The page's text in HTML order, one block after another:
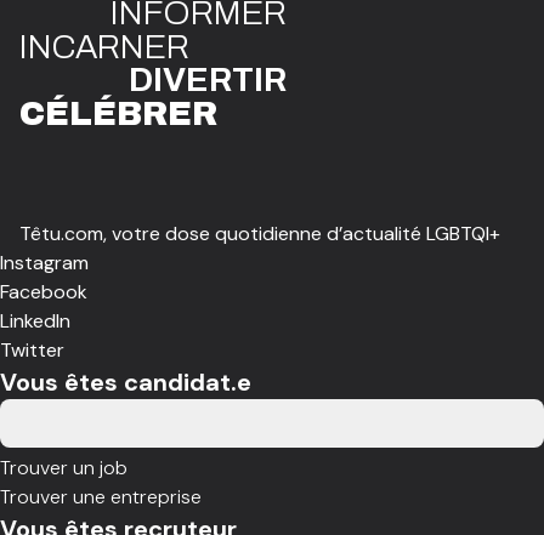
INFORMER
INCARNER
DIVERTIR
CÉLÉBRER
Têtu.com, votre dose quotidienne d’actualité LGBTQI+
Instagram
Facebook
LinkedIn
Twitter
Vous êtes candidat.e
Trouver un job
Trouver une entreprise